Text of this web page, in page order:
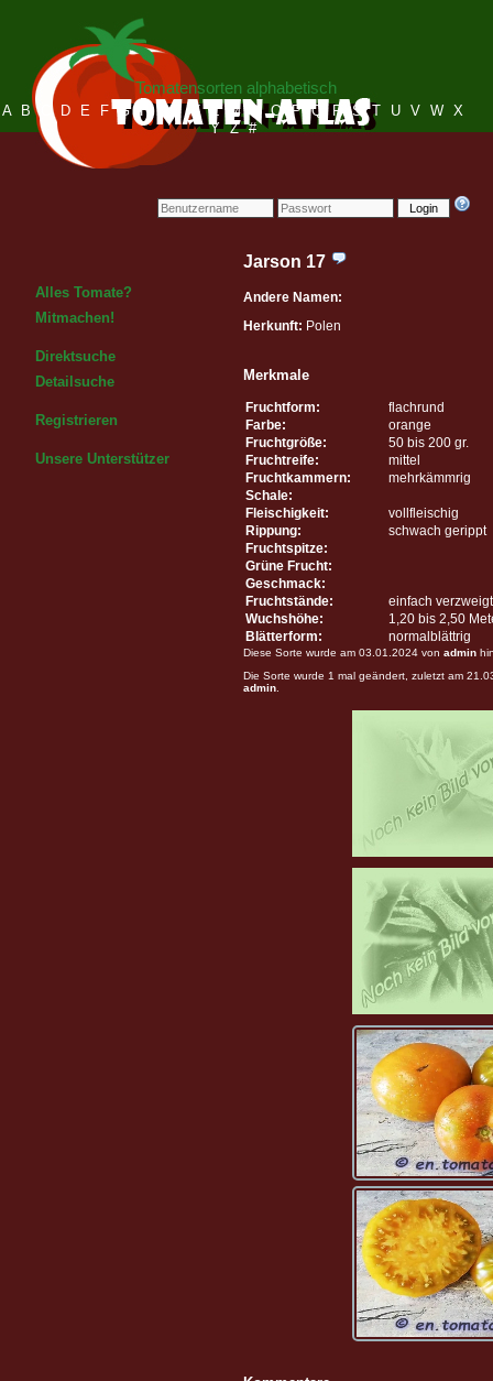
Login
Tomatensorten alphabetisch
A B C D E F G H I J K L M N O P Q R S T U V W X
Y Z #
Alles Tomate?
Mitmachen!
Direktsuche
Detailsuche
Registrieren
Unsere Unterstützer
Jarson 17
Andere Namen:
Herkunft: Polen
Merkmale
Fruchtform:
flachrund
Farbe:
orange
Fruchtgröße:
50 bis 200 gr.
Fruchtreife:
mittel
Fruchtkammern:
mehrkämmrig
Schale:
Fleischigkeit:
vollfleischig
Rippung:
schwach gerippt
Fruchtspitze:
Grüne Frucht:
Geschmack:
Fruchtstände:
einfach verzweigt
Wuchshöhe:
1,20 bis 2,50
Blätterform:
normalblättrig
Diese Sorte wurde am 03.01.2024 von admin
Die Sorte wurde 1 mal geändert, zuletzt am
admin